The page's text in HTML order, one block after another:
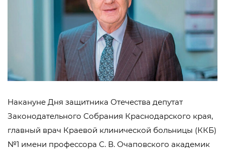
Накануне Дня защитника Отечества депутат
Законодательного Собрания Краснодарского края,
главный врач Краевой клинической больницы (ККБ)
№1 имени профессора С. В. Очаповского академик